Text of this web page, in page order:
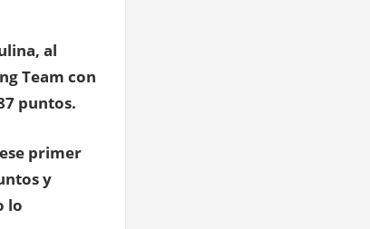
al
Team con
puntos.
primer
y
lo